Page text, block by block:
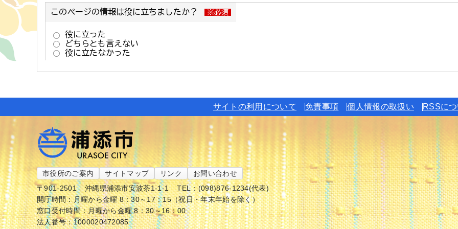
サイトの利用について 免責事項 個人情報の取扱い RSSに
市役所のご案内 サイトマップ リンク
お問い合わせ
〒901-2501
沖縄県浦添市安波茶1-1-1
TEL：(098)876-1234(代表)
開庁時間：月曜から金曜 8：30～17：15（祝日・年末年始を除く）
窓口受付時間：月曜から金曜 8：30～16：00
法人番号：1000020472085